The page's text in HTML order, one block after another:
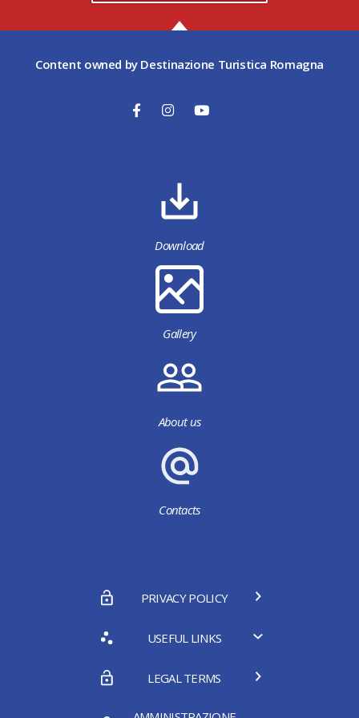
Content owned by Destinazione Turistica Romagna
Download
Gallery
About us
Contacts
PRIVACY POLICY
USEFUL LINKS
LEGAL TERMS